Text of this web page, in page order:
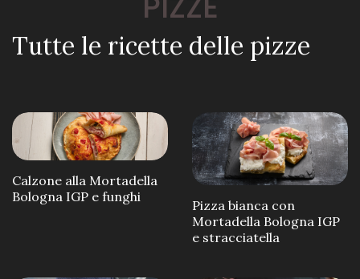
Tutte le ricette delle pizze
Calzone alla Mortadella
Bologna IGP e funghi
Pizza bianca con
Mortadella Bologna IGP
e stracciatella